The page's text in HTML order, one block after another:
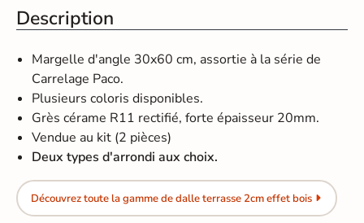
Description
Margelle d'angle 30x60 cm, assortie à la série de
Carrelage Paco.
Plusieurs coloris disponibles.
Grès cérame R11 rectifié, forte épaisseur 20mm.
Vendue au kit (2 pièces)
Deux types d'arrondi aux choix.
Découvrez toute la gamme de dalle terrasse 2cm effet bois